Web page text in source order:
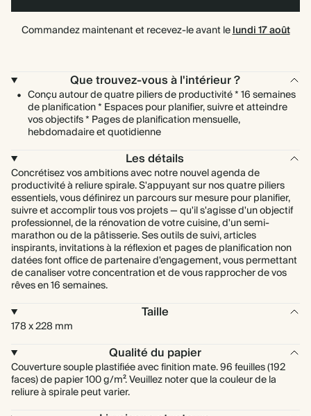
Commandez maintenant et recevez-le avant lelundi 17 août
Que trouvez-vous à l'intérieur ?
Conçu autour de quatre piliers de productivité * 16 semaines
de planification * Espaces pour planifier, suivre et atteindre
vos objectifs * Pages de planification mensuelle,
hebdomadaire et quotidienne
Les détails
Concrétisez vos ambitions avec notre nouvel agenda de
productivité à reliure spirale. S'appuyant sur nos quatre piliers
essentiels, vous définirez un parcours sur mesure pour planifier,
suivre et accomplir tous vos projets — qu'il s'agisse d'un objectif
professionnel, de la rénovation de votre cuisine, d'un semi-
marathon ou de la pâtisserie. Ses outils de suivi, articles
inspirants, invitations à la réflexion et pages de planification non
datées font office de partenaire d'engagement, vous permettant
de canaliser votre concentration et de vous rapprocher de vos
rêves en 16 semaines.
Taille
178 x 228 mm
Qualité du papier
Couverture souple plastifiée avec finition mate. 96 feuilles (192
faces) de papier 100 g/m². Veuillez noter que la couleur de la
reliure à spirale peut varier.